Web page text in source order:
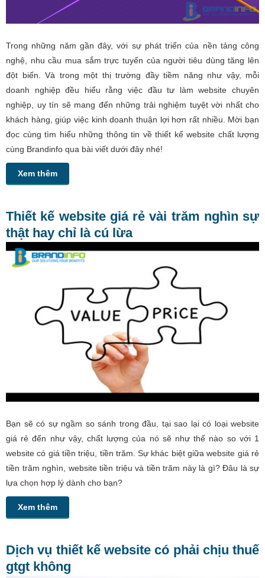
Trong những năm gần đây, với sự phát triển của nền tảng công
nghệ, nhu cầu mua sắm trực tuyến của người tiêu dùng tăng lên
đột biến. Và trong một thị trường đầy tiềm năng như vậy, mỗi
doanh nghiệp đều hiểu rằng việc đầu tư làm website chuyên
nghiệp, uy tín sẽ mang đến những trải nghiệm tuyệt vời nhất cho
khách hàng, giúp việc kinh doanh thuận lợi hơn rất nhiều. Mời bạn
đọc cùng tìm hiểu những thông tin về thiết kế website chất lượng
cùng Brandinfo qua bài viết dưới đây nhé!
Xem thêm
Thiết kế website giá rẻ vài trăm nghìn sự
thật hay chỉ là cú lừa
Bạn sẽ có sự ngầm so sánh trong đầu, tại sao lại có loại website
giá rẻ đến như vậy, chất lượng của nó sẽ như thế nào so với 1
website có giá tiền triệu, tiền trăm. Sự khác biệt giữa website giá rẻ
tiền trăm nghìn, website tiền triệu và tiền trăm này là gì? Đâu là sự
lựa chọn hợp lý dành cho bạn?
Xem thêm
Dịch vụ thiết kế website có phải chịu thuế
gtgt không